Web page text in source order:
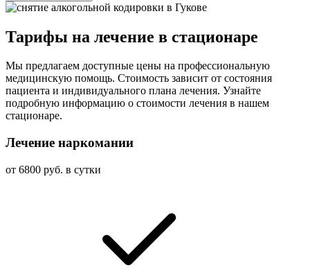
Тарифы на лечение в стационаре
Мы предлагаем доступные цены на профессиональную
медицинскую помощь. Стоимость зависит от состояния
пациента и индивидуального плана лечения. Узнайте
подробную информацию о стоимости лечения в нашем
стационаре.
Лечение наркомании
от 6800 руб. в сутки